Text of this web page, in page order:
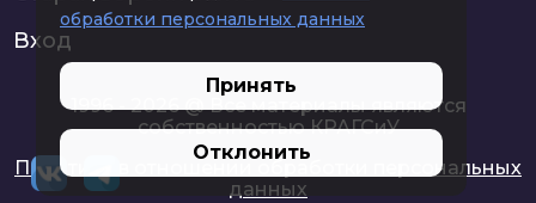
Вход
1996 - 2026 @ Все материалы являются
собственностью КРАГСиУ
Политика в отношении обработки персональных
данных
обработки персональных данных
Принять
Отклонить